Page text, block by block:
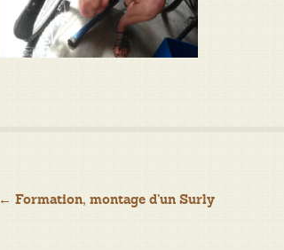
Navigation
← Formation, montage d’un Surly